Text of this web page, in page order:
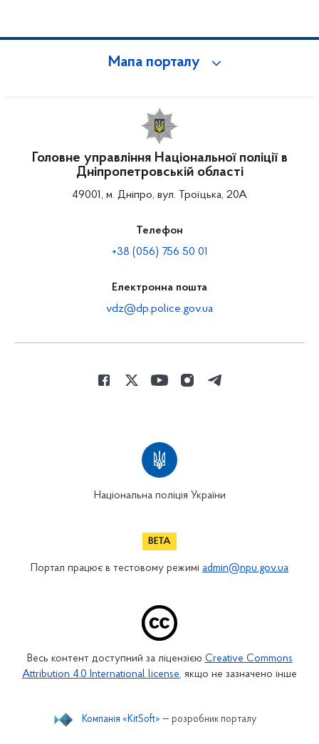
Мапа порталу
Головне управління Національної поліції в
Дніпропетровській області
49001, м. Дніпро, вул. Троїцька, 20А
Телефон
+38 (056) 756 50 01
Електронна пошта
vdz@dp.police.gov.ua
Національна поліція України
Портал працює в тестовому режимі admin@npu.gov.ua
Весь контент доступний за ліцензією Creative Commons
Attribution 4.0 International license, якщо не зазначено інше
Компанія «KitSoft» — розробник порталу